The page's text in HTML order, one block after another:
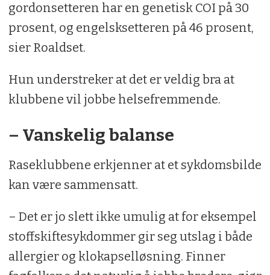
gordonsetteren har en genetisk COI på 30
prosent, og engelsksetteren på 46 prosent,
sier Roaldset.
Hun understreker at det er veldig bra at
klubbene vil jobbe helsefremmende.
– Vanskelig balanse
Raseklubbene erkjenner at et sykdomsbilde
kan være sammensatt.
– Det er jo slett ikke umulig at for eksempel
stoffskiftesykdommer gir seg utslag i både
allergier og klokapselløsning. Finner